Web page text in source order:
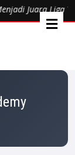
Juara Liga